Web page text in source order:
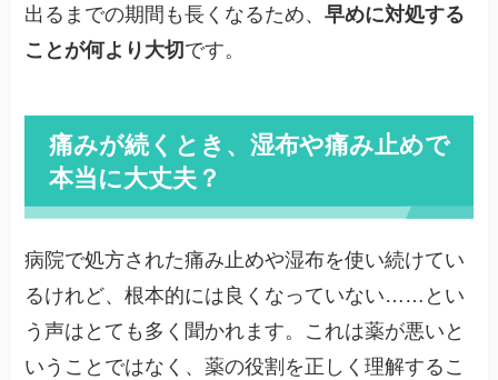
出るまでの期間も長くなるため、早めに対処する
ことが何より大切 です。
痛みが続くとき、湿布や痛み止めで
本当に大丈夫？
病院で処方された痛み止めや湿布を使い続けてい
るけれど、根本的には良くなっていない……とい
う声はとても多く聞かれます。これは薬が悪いと
いうことではなく、薬の役割を正しく理解するこ